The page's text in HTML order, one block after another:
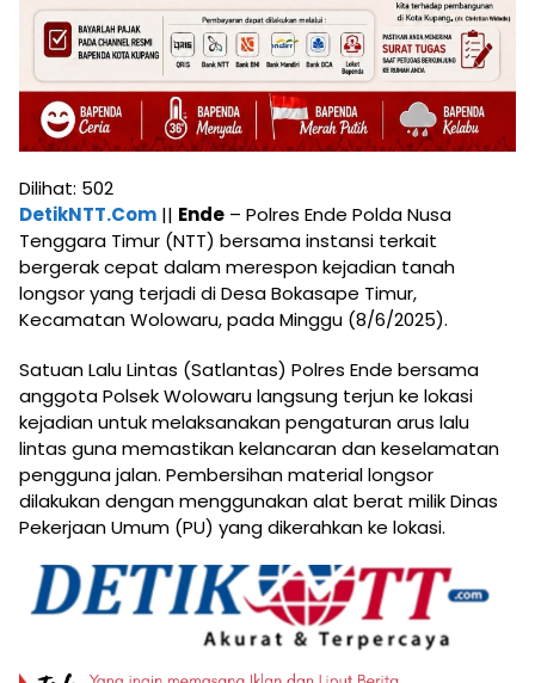
Dilihat: 502
DetikNTT.Com || Ende – Polres Ende Polda Nusa
Tenggara Timur (NTT) bersama instansi terkait
bergerak cepat dalam merespon kejadian tanah
longsor yang terjadi di Desa Bokasape Timur,
Kecamatan Wolowaru, pada Minggu (8/6/2025).
Satuan Lalu Lintas (Satlantas) Polres Ende bersama
anggota Polsek Wolowaru langsung terjun ke lokasi
kejadian untuk melaksanakan pengaturan arus lalu
lintas guna memastikan kelancaran dan keselamatan
pengguna jalan. Pembersihan material longsor
dilakukan dengan menggunakan alat berat milik Dinas
Pekerjaan Umum (PU) yang dikerahkan ke lokasi.